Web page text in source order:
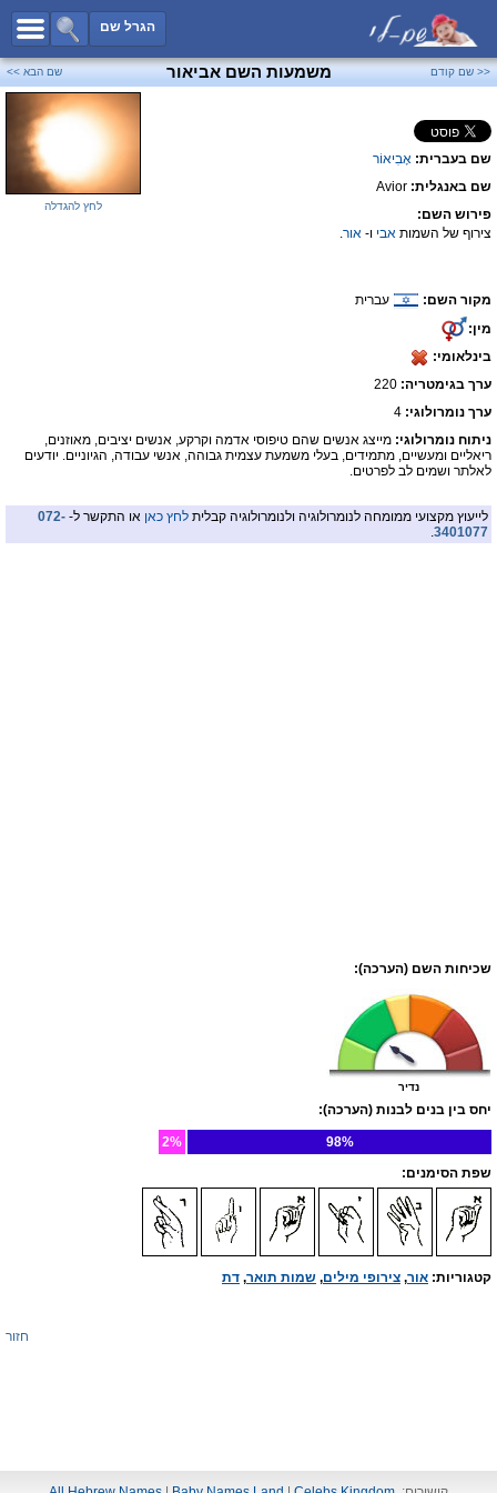
הגרל שם
כל השמות
שמות לבנים
שמות לבנות
שמות משותפים
שמות נפוצים
פייסבוק
<< שם קודם משמעות השם אביאור שם הבא >>
שם בעברית: אָבִיאוֹר
שם באנגלית: Avior
פירוש השם:
צירוף של השמות אבי ו- אור.
מקור השם:
עברית
מין:
בינלאומי:
ערך בגימטריה:
ערך נומרולוגי: 4
לחץ להגדלה
ניתוח נומרולוגי: מייצג אנשים שהם טיפוסי אדמה וקרקע, אנשים יציבים, מאוזנים,
ריאליים ומעשיים, מתמידים, בעלי משמעת עצמית גבוהה, אנשי עבודה, הגיוניים. יודעים
לאלתר ושמים לב לפרטים.
לייעוץ מקצועי ממומחה לנומרולוגיה ולנומרולוגיה קבלית לחץ כאן או התקשר ל- 072-
3401077
.
שכיחות השם (הערכה):
נדיר
יחס בין בנים לבנות (הערכה):
98%
2%
שפת הסימנים:
קטגוריות: אור, צירופי מילים, שמות תואר, דת
חזור